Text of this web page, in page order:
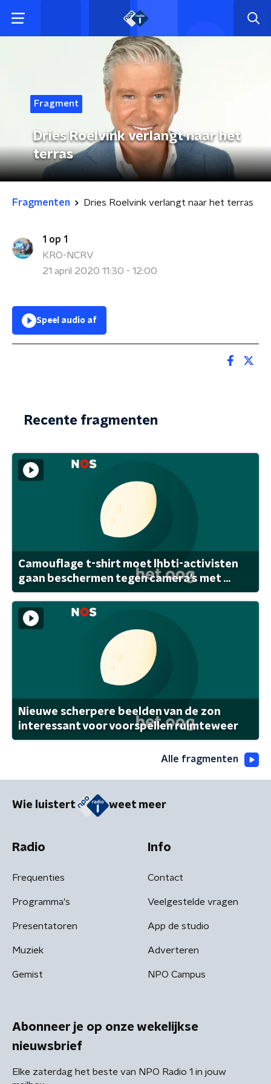
Fragment
Dries Roelvink verlangt naar het
terras
Fragmenten Dries Roelvink verlangt naar het terras
1 op 1
KRO-NCRV
21 april 2020 11:30 - 12:00
Speel audio af
Recente fragmenten
Camouflage t-shirt moet lhbti-activisten
gaan beschermen tegen camera's met ...
Nieuwe scherpere beelden van de zon
interessant voor voorspellen ruimteweer
Alle fragmenten
Wie luistert weet meer
Radio
Frequenties
Programma's
Presentatoren
Muziek
Gemist
Info
Contact
Veelgestelde vragen
App de studio
Adverteren
NPO Campus
Abonneer je op onze wekelijkse
nieuwsbrief
Elke zaterdag het beste van NPO Radio 1 in jouw